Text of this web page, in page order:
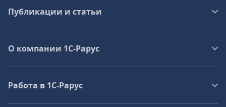
Публикации и статьи
О компании 1C-Рарус
Работа в 1С‑Рарус